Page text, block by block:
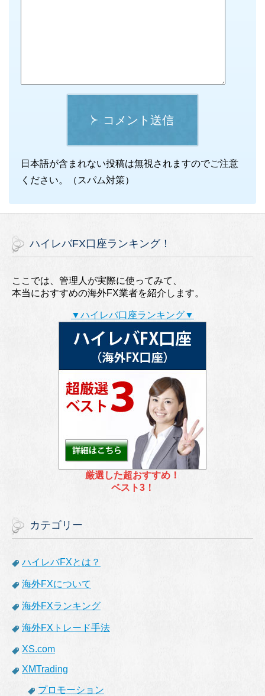
コメント送信
日本語が含まれない投稿は無視されますのでご注意
ください。（スパム対策）
ハイレバFX口座ランキング！
ここでは、管理人が実際に使ってみて、
本当におすすめの海外FX業者を紹介します。
▼ハイレバ口座ランキング▼
厳選した超おすすめ！
ベスト3！
カテゴリー
ハイレバFXとは？
海外FXについて
海外FXランキング
海外FXトレード手法
XS.com
XMTrading
プロモーション